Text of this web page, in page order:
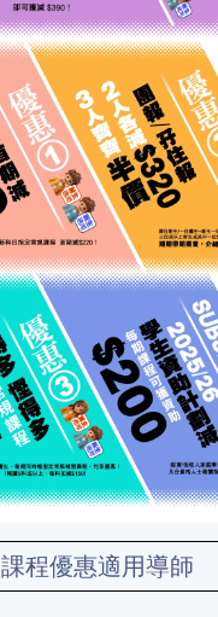
課程優惠適用導師